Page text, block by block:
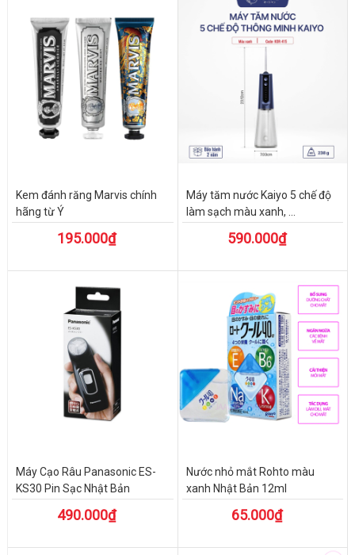
Kem đánh răng Marvis chính
hãng từ Ý
195.000₫
Máy tăm nước Kaiyo 5 chế độ
làm sạch màu xanh, ...
590.000₫
Máy Cạo Râu Panasonic ES-
KS30 Pin Sạc Nhật Bản
490.000₫
Nước nhỏ mắt Rohto màu
xanh Nhật Bản 12ml
65.000₫